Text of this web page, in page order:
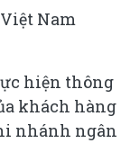
Nam
hiện thông
khách hàng
nhánh ngân